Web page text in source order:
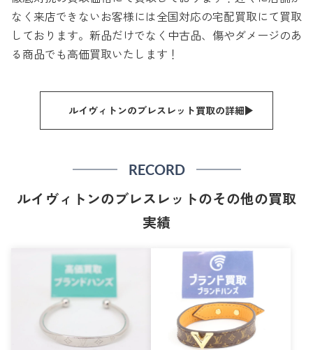
なく来店できないお客様には全国対応の宅配買取にて買取
しております。新品だけでなく中古品、傷やダメージのあ
る商品でも高価買取いたします！
ルイヴィトンのブレスレット買取の詳細
RECORD
ルイヴィトンのブレスレットのその他の買取
実績